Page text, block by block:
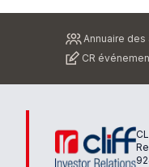
Annuaire des
CR